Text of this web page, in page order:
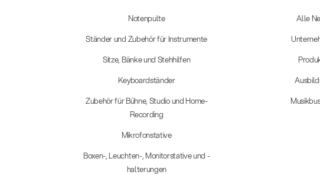
Notenpulte
Ständer und Zubehör für Instrumente
Sitze, Bänke und Stehhilfen
Keyboardständer
Zubehör für Bühne, Studio und Home-
Recording
Mikrofonstative
Boxen-, Leuchten-, Monitorstative und -
halterungen
Alle